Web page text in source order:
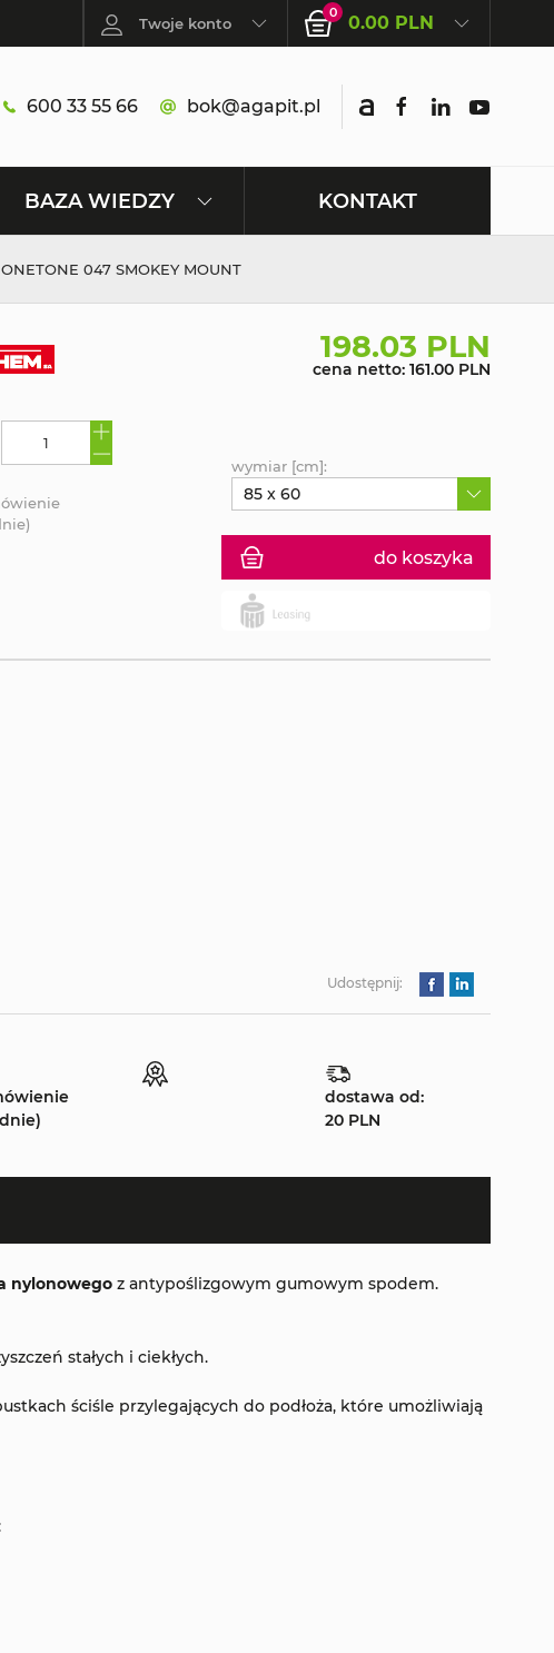
Twoje konto
0 0.00 PLN
600 33 55 66 bok@agapit.pl
BAZA WIEDZY KONTAKT
047 SMOKEY MOUNT
198.03 PLN
cena netto: 161.00 PLN
do koszyka
wymiar [cm]:
85 x 60
Udostępnij:
dostawa od:
20 PLN
nylonowego z antypoślizgowym gumowym spodem.
stałych i ciekłych.
ściśle przylegających do podłoża, które umożliwiają